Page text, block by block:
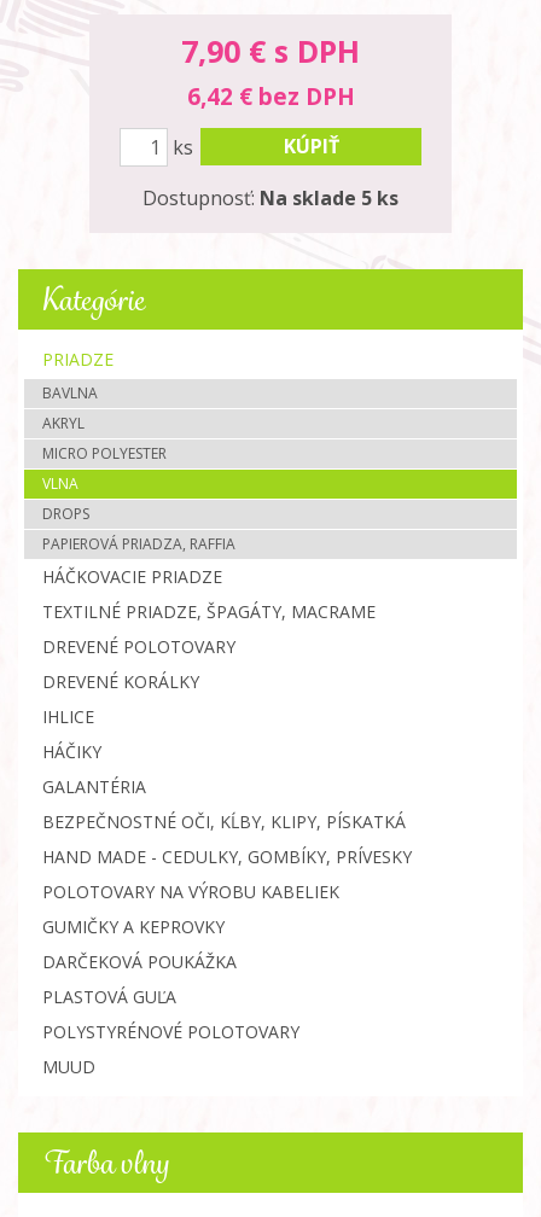
7,90 € s DPH
6,42 € bez DPH
ks
KÚPIŤ
Dostupnosť: Na sklade 5 ks
Kategórie
PRIADZE
BAVLNA
AKRYL
MICRO POLYESTER
VLNA
DROPS
PAPIEROVÁ PRIADZA, RAFFIA
HÁČKOVACIE PRIADZE
TEXTILNÉ PRIADZE, ŠPAGÁTY, MACRAME
DREVENÉ POLOTOVARY
DREVENÉ KORÁLKY
IHLICE
HÁČIKY
GALANTÉRIA
BEZPEČNOSTNÉ OČI, KĹBY, KLIPY, PÍSKATKÁ
HAND MADE - CEDULKY, GOMBÍKY, PRÍVESKY
POLOTOVARY NA VÝROBU KABELIEK
GUMIČKY A KEPROVKY
DARČEKOVÁ POUKÁŽKA
PLASTOVÁ GUĽA
POLYSTYRÉNOVÉ POLOTOVARY
MUUD
Farba vlny